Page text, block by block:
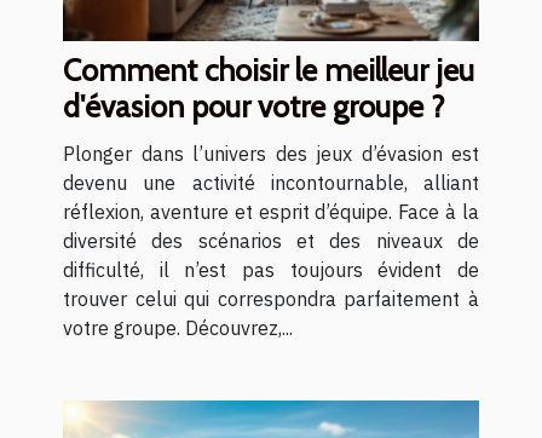
Comment choisir le meilleur jeu
d'évasion pour votre groupe ?
Plonger dans l’univers des jeux d’évasion est
devenu une activité incontournable, alliant
réflexion, aventure et esprit d’équipe. Face à la
diversité des scénarios et des niveaux de
difficulté, il n’est pas toujours évident de
trouver celui qui correspondra parfaitement à
votre groupe. Découvrez,...